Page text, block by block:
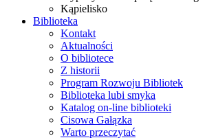
Kąpielisko
Biblioteka
Kontakt
Aktualności
O bibliotece
Z historii
Program Rozwoju Bibliotek
Biblioteka lubi smyka
Katalog on-line biblioteki
Cisowa Gałązka
Warto przeczytać